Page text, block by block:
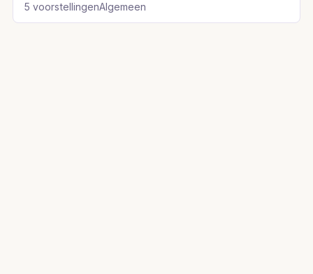
5 voorstellingenAlgemeen